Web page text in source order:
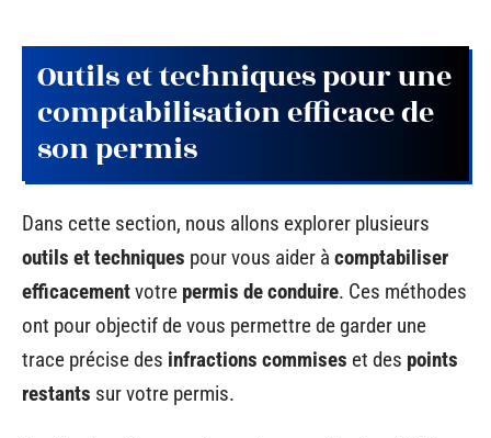
Outils et techniques pour une
comptabilisation efficace de
son permis
Dans cette section, nous allons explorer plusieurs
outils et techniques pour vous aider à comptabiliser
efficacementvotre permis de conduire. Ces méthodes
ont pour objectif de vous permettre de garder une
trace précise des infractions commises et des points
restants sur votre permis.